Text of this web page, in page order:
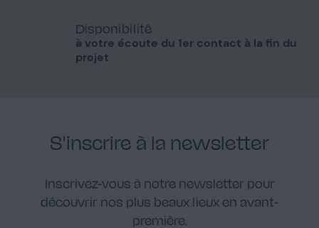
Disponibilité
à votre écoute du 1er contact à la fin du
projet
S'inscrire à la newsletter
Inscrivez-vous à notre newsletter pour
découvrir nos plus beaux lieux en avant-
première.